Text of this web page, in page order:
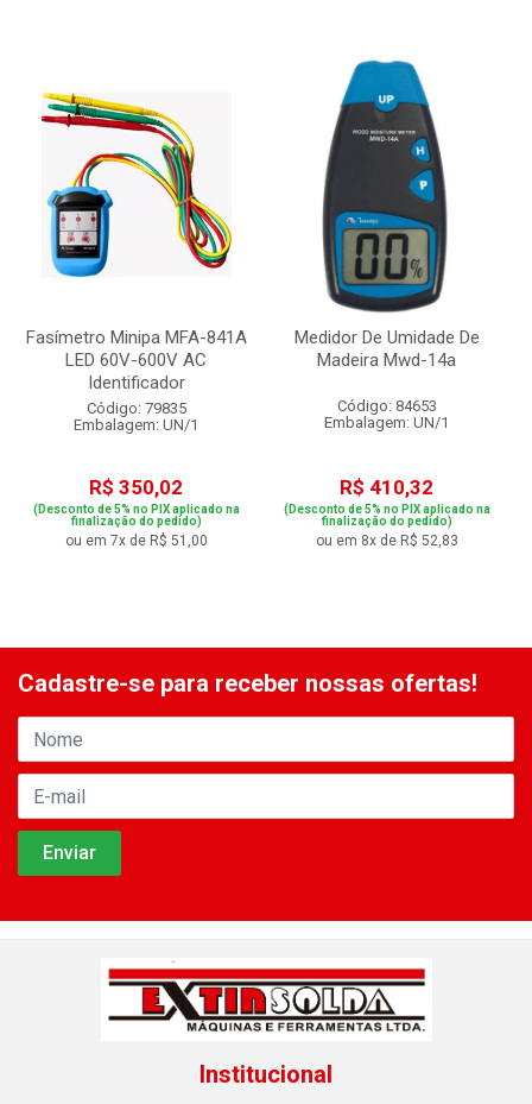
Fasímetro Minipa MFA-841A
LED 60V-600V AC
Identificador
Código: 79835
Embalagem: UN/1
R$ 350,02
(Desconto de 5% no PIX aplicado na
finalização do pedido)
ou em 7x de R$ 51,00
Medidor De Umidade De
Madeira Mwd-14a
Código: 84653
Embalagem: UN/1
R$ 410,32
(Desconto de 5% no PIX aplicado na
finalização do pedido)
ou em 8x de R$ 52,83
Cadastre-se para receber nossas ofertas!
Institucional